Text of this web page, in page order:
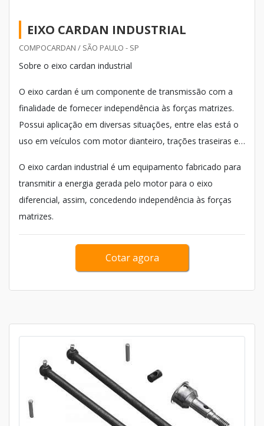
EIXO CARDAN INDUSTRIAL
COMPOCARDAN / SÃO PAULO - SP
Sobre o eixo cardan industrial
O eixo cardan é um componente de transmissão com a
finalidade de fornecer independência às forças matrizes.
Possui aplicação em diversas situações, entre elas está o
uso em veículos com motor dianteiro, trações traseiras e
O eixo cardan industrial é um equipamento fabricado para
transmitir a energia gerada pelo motor para o eixo
diferencial, assim, concedendo independência às forças
matrizes.
Cotar agora